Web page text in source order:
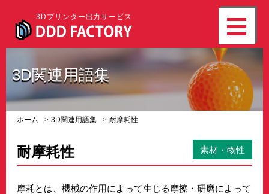
3Dプリンター出力サービス
3D関連用語集
ホーム 3D関連用語集 耐摩耗性
耐摩耗性 素材・物性
摩耗とは、機械の作用によって生じる摩擦・研磨によって